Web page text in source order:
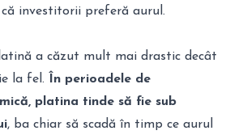
investitorii preferă aurul.
a căzut mult mai drastic decât
la fel. În perioadele de
platina tinde să fie sub
, ba chiar să scadă în timp ce aurul